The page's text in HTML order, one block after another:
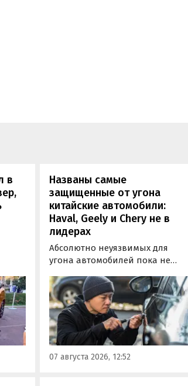
в
днях
Названы самые
защищенные от угона
китайские автомобили:
Haval, Geely и Chery не в
лидерах
Абсолютно неуязвимых для
угона автомобилей пока не
могут доставить
злоумышленникам больше
всего сложностей. Из китайских
машин таковыми сегодня
являются модели Li и BYD,
сообщил в эфире радио РБК
учредитель федерального
07 августа 2026, 12:52